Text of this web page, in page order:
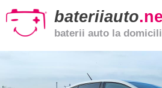
bateriiauto
baterii auto la